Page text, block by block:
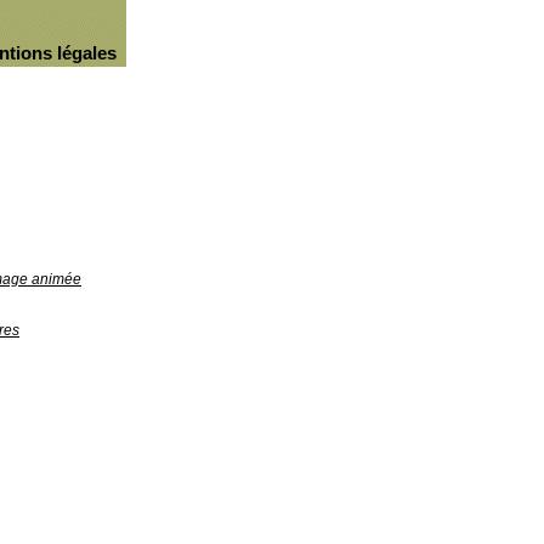
légales
animée